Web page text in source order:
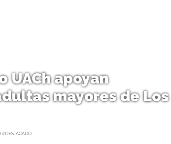
UACh apoyan
mayores de Los
#DESTACADO